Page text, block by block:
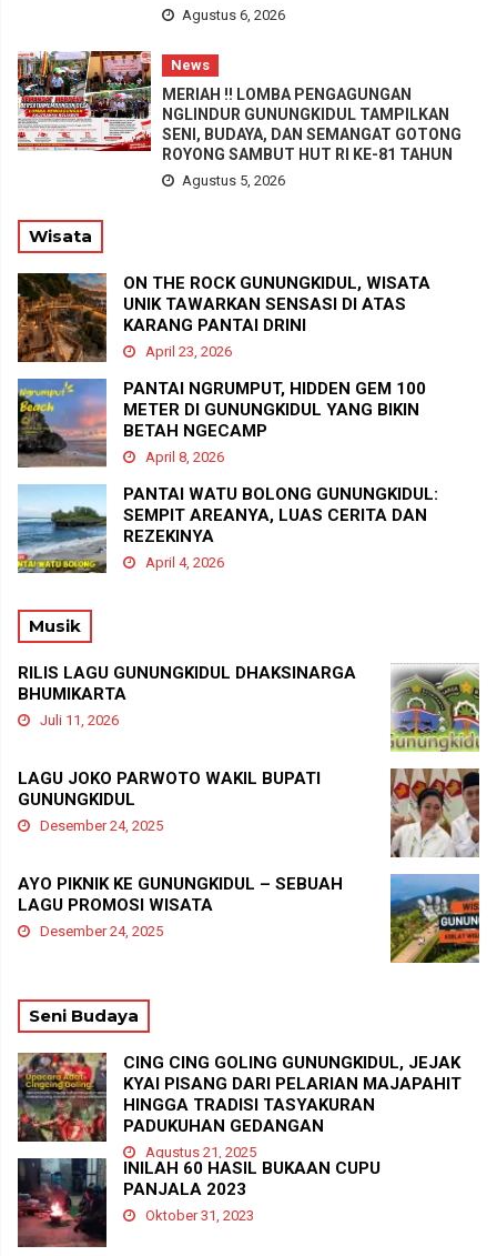
Agustus 6, 2026
News
MERIAH !! LOMBA PENGAGUNGAN
NGLINDUR GUNUNGKIDUL TAMPILKAN
SENI, BUDAYA, DAN SEMANGAT GOTONG
ROYONG SAMBUT HUT RI KE-81 TAHUN
Agustus 5, 2026
Wisata
ON THE ROCK GUNUNGKIDUL, WISATA
UNIK TAWARKAN SENSASI DI ATAS
KARANG PANTAI DRINI
April 23, 2026
PANTAI NGRUMPUT, HIDDEN GEM 100
METER DI GUNUNGKIDUL YANG BIKIN
BETAH NGECAMP
April 8, 2026
PANTAI WATU BOLONG GUNUNGKIDUL:
SEMPIT AREANYA, LUAS CERITA DAN
REZEKINYA
April 4, 2026
Musik
RILIS LAGU GUNUNGKIDUL DHAKSINARGA
BHUMIKARTA
Juli 11, 2026
LAGU JOKO PARWOTO WAKIL BUPATI
GUNUNGKIDUL
Desember 24, 2025
AYO PIKNIK KE GUNUNGKIDUL – SEBUAH
LAGU PROMOSI WISATA
Desember 24, 2025
Seni Budaya
CING CING GOLING GUNUNGKIDUL, JEJAK
KYAI PISANG DARI PELARIAN MAJAPAHIT
HINGGA TRADISI TASYAKURAN
PADUKUHAN GEDANGAN
Agustus 21, 2025
INILAH 60 HASIL BUKAAN CUPU
PANJALA 2023
Oktober 31, 2023